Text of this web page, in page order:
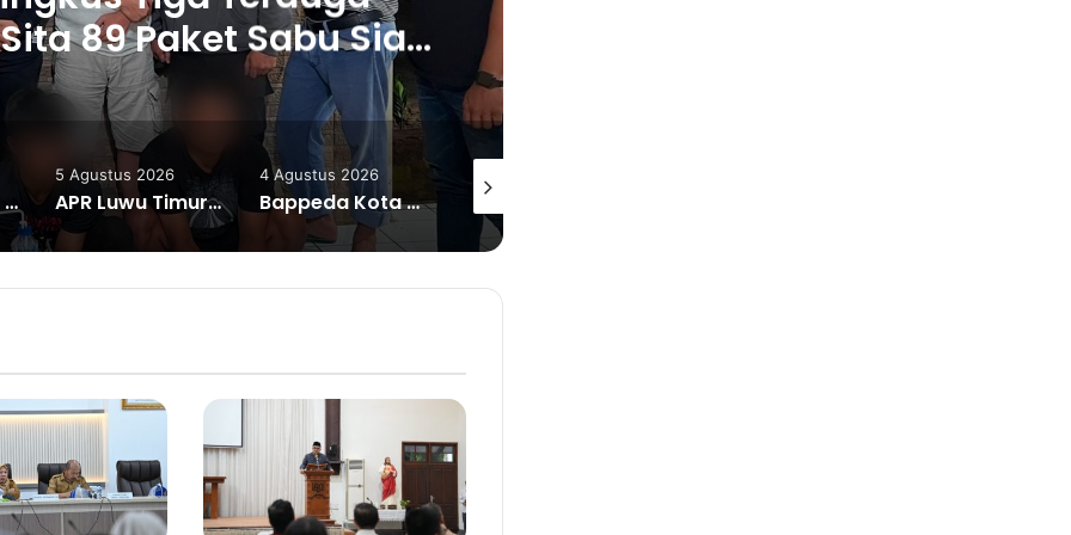
89 Paket Sabu Siap
Edar
Pendampingan Kalla Institute Bantu IRT Sambusa Pangkep Tingkatkan Produksi dan Pemasaran Digital
5 Agustus 2026
APR Luwu Timur Datangi DPD PDI Perjuangan Sulsel, Desak Evaluasi Ketua DPRD Lutim
4 Agustus 2026
Bappeda Kota Palu Kick Off Bimtek Penginputan dan Pengukuran IPKD TA 2025